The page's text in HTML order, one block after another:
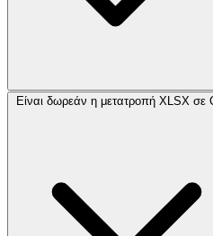
Είναι δωρεάν η μετατροπή XLSX σε